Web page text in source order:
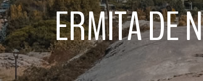
ERMITA DE